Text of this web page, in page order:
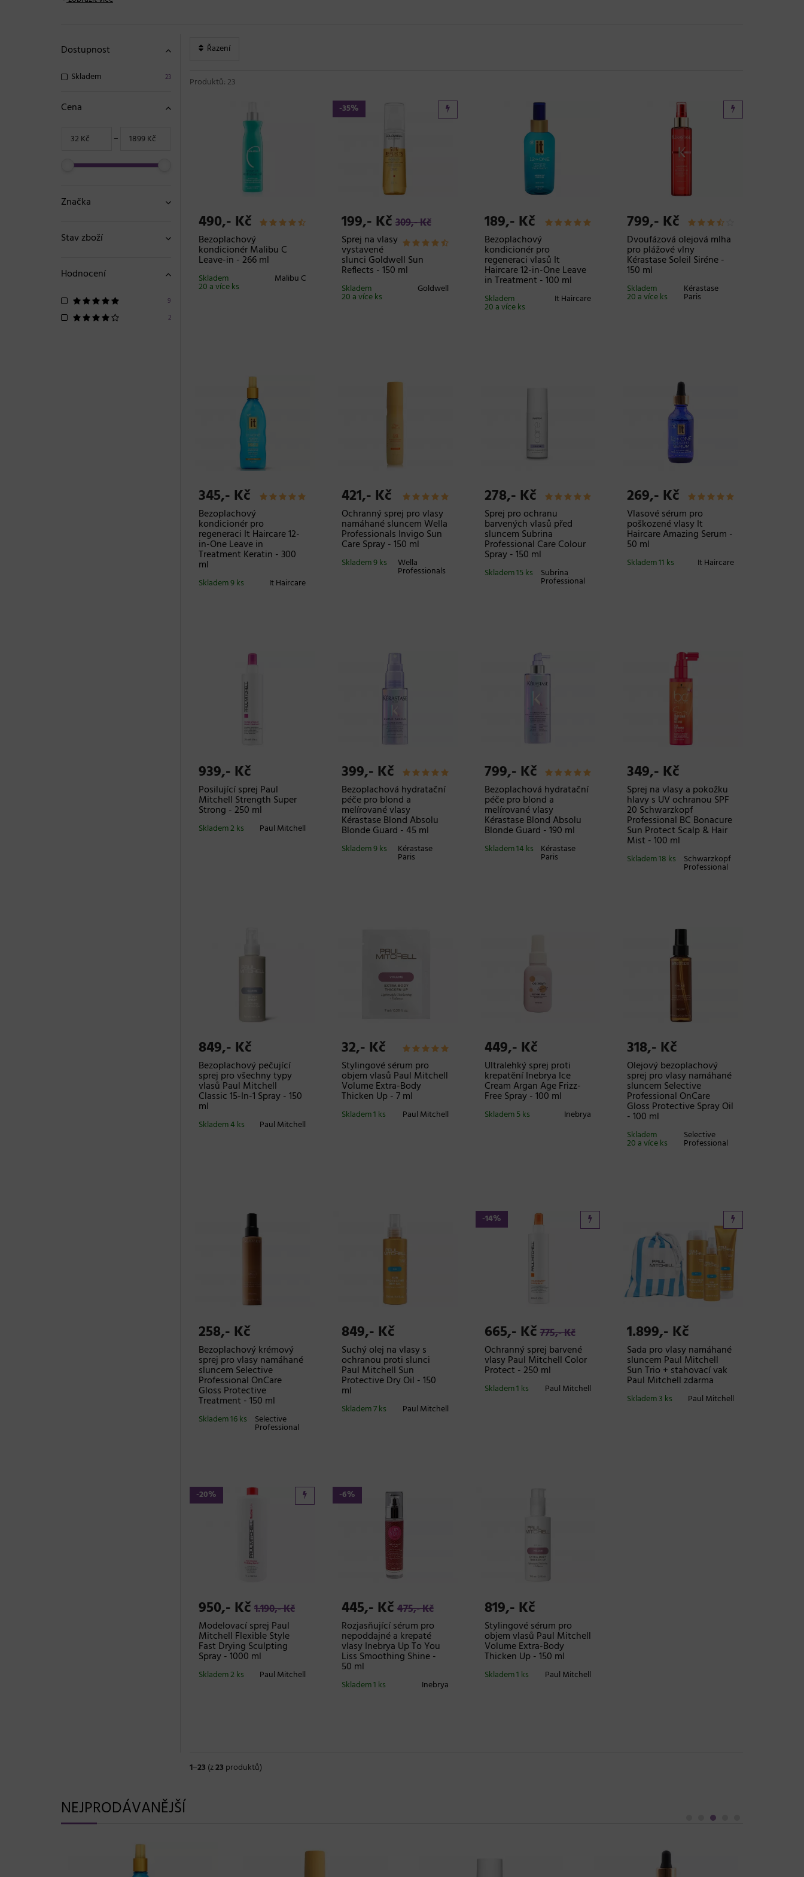
Dostupnost
23
Skladem
Cena
−
Značka
Stav zboží
Hodnocení
9
2
Řazení
Produktů: 23
490,- Kč
Bezoplachový
kondicionér Malibu C
Leave-in - 266 ml
Malibu C
Skladem
20 a více ks
-35%
199,- Kč 309,- Kč
Sprej na vlasy
vystavené
slunci Goldwell Sun
Reflects - 150 ml
Goldwell
Skladem
20 a více ks
189,- Kč
Bezoplachový
kondicionér pro
regeneraci vlasů It
Haircare 12-in-One Leave
in Treatment - 100 ml
It Haircare
Skladem
20 a více ks
799,- Kč
Dvoufázová olejová mlha
pro plážové vlny
Kérastase Soleil Siréne -
150 ml
Kérastase
Paris
Skladem
20 a více ks
345,- Kč
Bezoplachový
kondicionér pro
regeneraci It Haircare 12-
in-One Leave in
Treatment Keratin - 300
ml
It Haircare
Skladem 9 ks
421,- Kč
Ochranný sprej pro vlasy
namáhané sluncem Wella
Professionals Invigo Sun
Care Spray - 150 ml
Wella
Professionals
Skladem 9 ks
278,- Kč
Sprej pro ochranu
barvených vlasů před
sluncem Subrina
Professional Care Colour
Spray - 150 ml
Subrina
Professional
Skladem 15 ks
269,- Kč
Vlasové sérum pro
poškozené vlasy It
Haircare Amazing Serum -
50 ml
It Haircare
Skladem 11 ks
939,- Kč
Posilující sprej Paul
Mitchell Strength Super
Strong - 250 ml
Paul Mitchell
Skladem 2 ks
399,- Kč
Bezoplachová hydratační
péče pro blond a
melírované vlasy
Kérastase Blond Absolu
Blonde Guard - 45 ml
Kérastase
Paris
Skladem 9 ks
799,- Kč
Bezoplachová hydratační
péče pro blond a
melírované vlasy
Kérastase Blond Absolu
Blonde Guard - 190 ml
Kérastase
Paris
Skladem 14 ks
349,- Kč
Sprej na vlasy a pokožku
hlavy s UV ochranou SPF
20 Schwarzkopf
Professional BC Bonacure
Sun Protect Scalp & Hair
Mist - 100 ml
Schwarzkopf
Professional
Skladem 18 ks
849,- Kč
Bezoplachový pečující
sprej pro všechny typy
vlasů Paul Mitchell
Classic 15-In-1 Spray - 150
ml
Paul Mitchell
Skladem 4 ks
32,- Kč
Stylingové sérum pro
objem vlasů Paul Mitchell
Volume Extra-Body
Thicken Up - 7 ml
Paul Mitchell
Skladem 1 ks
449,- Kč
Ultralehký sprej proti
krepatění Inebrya Ice
Cream Argan Age Frizz-
Free Spray - 100 ml
Inebrya
Skladem 5 ks
318,- Kč
Olejový bezoplachový
sprej pro vlasy namáhané
sluncem Selective
Professional OnCare
Gloss Protective Spray Oil
- 100 ml
Selective
Professional
Skladem
20 a více ks
258,- Kč
Bezoplachový krémový
sprej pro vlasy namáhané
sluncem Selective
Professional OnCare
Gloss Protective
Treatment - 150 ml
Selective
Professional
Skladem 16 ks
849,- Kč
Suchý olej na vlasy s
ochranou proti slunci
Paul Mitchell Sun
Protective Dry Oil - 150
ml
Paul Mitchell
Skladem 7 ks
-14%
665,- Kč775,- Kč
Ochranný sprej barvené
vlasy Paul Mitchell Color
Protect - 250 ml
Paul Mitchell
Skladem 1 ks
1.899,- Kč
Sada pro vlasy namáhané
sluncem Paul Mitchell
Sun Trio + stahovací vak
Paul Mitchell zdarma
Paul Mitchell
Skladem 3 ks
-20%
950,- Kč 1.190,- Kč
Modelovací sprej Paul
Mitchell Flexible Style
Fast Drying Sculpting
Spray - 1000 ml
Paul Mitchell
Skladem 2 ks
-6%
445,- Kč 475,- Kč
Rozjasňující sérum pro
nepoddajné a krepaté
vlasy Inebrya Up To You
Liss Smoothing Shine -
50 ml
Inebrya
Skladem 1 ks
819,- Kč
Stylingové sérum pro
objem vlasů Paul Mitchell
Volume Extra-Body
Thicken Up - 150 ml
Paul Mitchell
Skladem 1 ks
1−23 (z23 produktů)
NEJPRODÁVANĚJŠÍ